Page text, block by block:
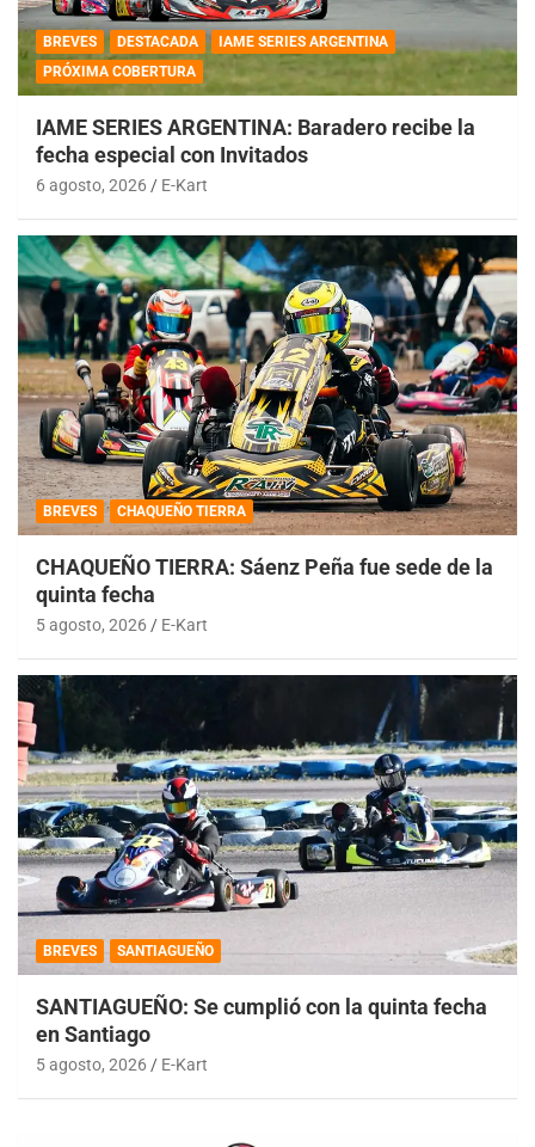
BREVES DESTACADA
IAME SERIES ARGENTINA
PRÓXIMA COBERTURA
IAME SERIES ARGENTINA: Baradero recibe la
fecha especial con Invitados
6 agosto, 2026 E-Kart
BREVES CHAQUEÑO TIERRA
CHAQUEÑO TIERRA: Sáenz Peña fue sede de la
quinta fecha
5 agosto, 2026 E-Kart
BREVES SANTIAGUEÑO
SANTIAGUEÑO: Se cumplió con la quinta fecha
en Santiago
5 agosto, 2026 E-Kart